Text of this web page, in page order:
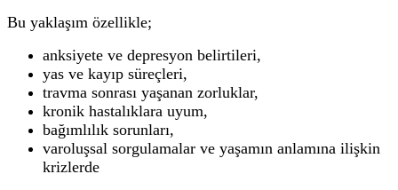
Bu yaklaşım özellikle;
anksiyete ve depresyon belirtileri,
yas ve kayıp süreçleri,
travma sonrası yaşanan zorluklar,
kronik hastalıklara uyum,
bağımlılık sorunları,
varoluşsal sorgulamalar ve yaşamın anlamına ilişkin
krizlerde